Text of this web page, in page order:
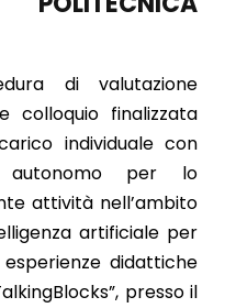
di valutazione
finalizzata
individuale con
per lo
attività nell’ambito
artificiale per
didattiche
presso il